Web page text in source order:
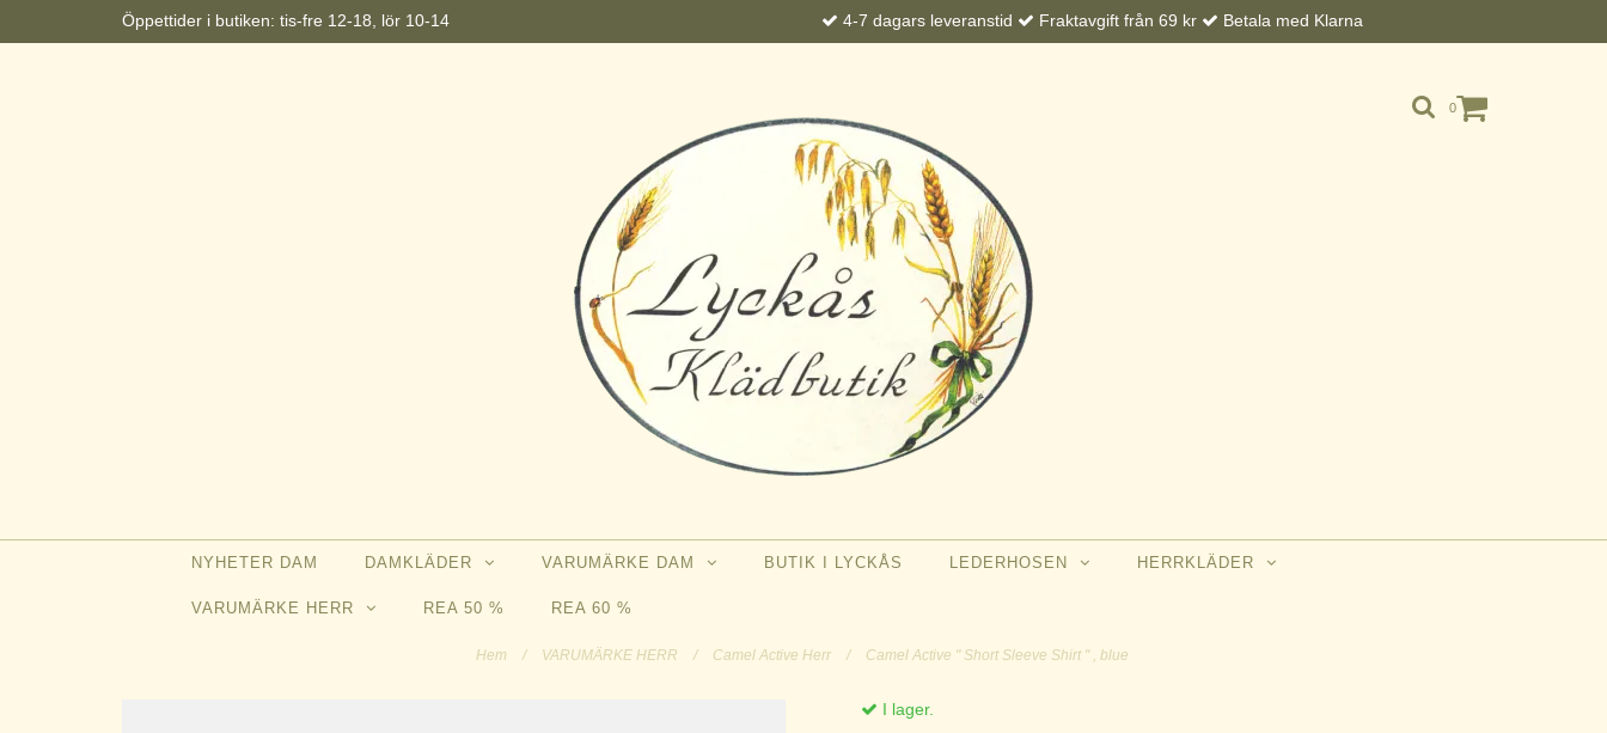
Öppettider i butiken: tis-fre 12-18, lör 10-14 4-7 dagars leveranstid Fraktavgift från 69 kr Betala med Klarna
0
NYHETER DAM DAMKLÄDER VARUMÄRKE DAM BUTIK I LYCKÅS LEDERHOSEN HERRKLÄDER
VARUMÄRKE HERR REA 50 % REA 60 %
Hem / VARUMÄRKE HERR / Camel Active Herr / Camel Active " Short Sleeve Shirt " , blue
I lager.